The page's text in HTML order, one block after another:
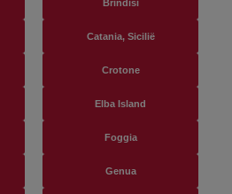
Brindisi
Catania, Sicilië
Crotone
Elba Island
Foggia
Genua